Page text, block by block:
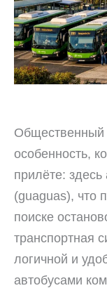
Общественный
особенность,
прилёте: здесь
(guaguas), что
поиске
транспортная
логичной и
автобусами